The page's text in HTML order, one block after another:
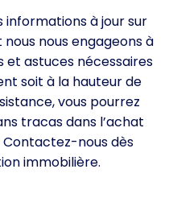
informations à jour sur
nous engageons à
et astuces nécessaires
soit à la hauteur de
vous pourrez
tracas dans l’achat
Contactez-nous dès
immobilière.